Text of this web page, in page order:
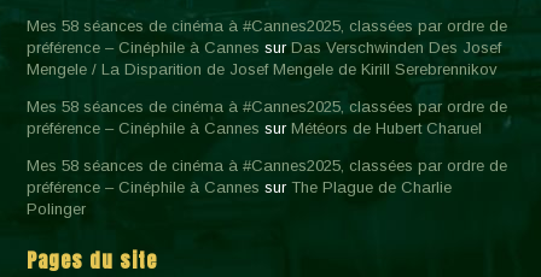
Mes 58 séances de cinéma à #Cannes2025, classées par ordre de
préférence – Cinéphile à Cannes surDas Verschwinden Des Josef
Mengele / La Disparition de Josef Mengele de Kirill Serebrennikov
Mes 58 séances de cinéma à #Cannes2025, classées par ordre de
préférence – Cinéphile à Cannes surMétéors de Hubert Charuel
Mes 58 séances de cinéma à #Cannes2025, classées par ordre de
préférence – Cinéphile à Cannes surThe Plague de Charlie
Polinger
Pages du site